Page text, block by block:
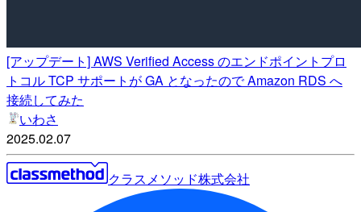
[アップデート] AWS Verified Access のエンドポイントプロ
トコル TCP サポートが GA となったので Amazon RDS へ
接続してみた
いわさ
2025.02.07
クラスメソッド株式会社